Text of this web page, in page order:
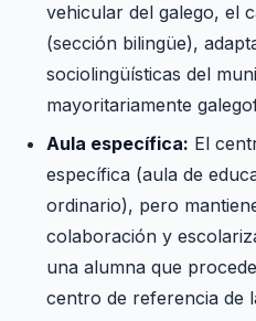
vehicular del galego, el
(sección bilingüe),
sociolingüísticas del
mayoritariamente
Aula específica: El
específica (aula de
ordinario), pero
colaboración y
una alumna que
centro de referencia de